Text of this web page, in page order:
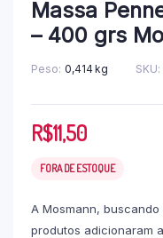
Massa
– 400 grs
Peso 0,414 kg SKU:
R$11,50
FORA DE ESTOQUE
A Mosmann,
produtos adicionaram